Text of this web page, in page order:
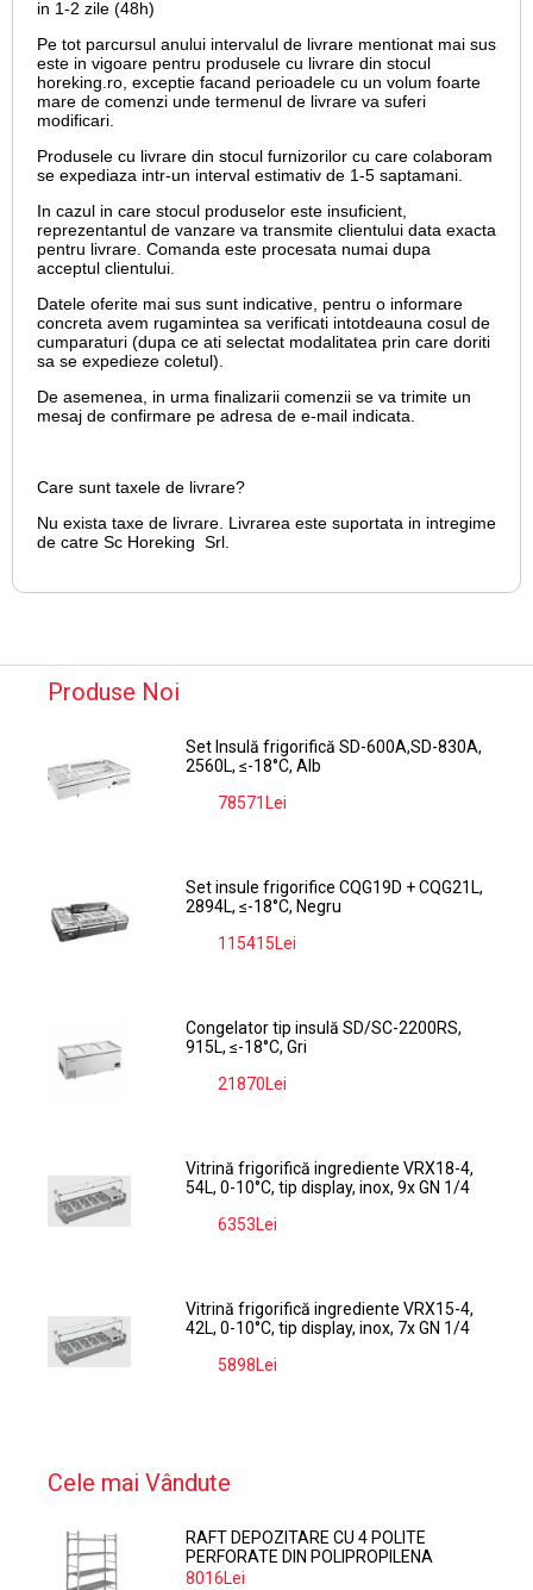
in 1-2 zile (48h)
Pe tot parcursul anului intervalul de livrare mentionat mai sus
este in vigoare pentru produsele cu livrare din stocul
horeking.ro, exceptie facand perioadele cu un volum foarte
mare de comenzi unde termenul de livrare va suferi
modificari.
Produsele cu livrare din stocul furnizorilor cu care colaboram
se expediaza intr-un interval estimativ de 1-5 saptamani.
In cazul in care stocul produselor este insuficient,
reprezentantul de vanzare va transmite clientului data exacta
pentru livrare. Comanda este procesata numai dupa
acceptul clientului.
Datele oferite mai sus sunt indicative, pentru o informare
concreta avem rugamintea sa verificati intotdeauna cosul de
cumparaturi (dupa ce ati selectat modalitatea prin care doriti
sa se expedieze coletul).
De asemenea, in urma finalizarii comenzii se va trimite un
mesaj de confirmare pe adresa de e-mail indicata.
Care sunt taxele de livrare?
Nu exista taxe de livrare. Livrarea este suportata in intregime
de catre Sc Horeking Srl.
Produse Noi
Set Insulă frigorifică SD-600A,SD-830A,
2560L, ≤-18°C, Alb
78571Lei
Set insule frigorifice CQG19D + CQG21L,
2894L, ≤-18°C, Negru
115415Lei
Congelator tip insulă SD/SC-2200RS,
915L, ≤-18°C, Gri
21870Lei
Vitrină frigorifică ingrediente VRX18-4,
54L, 0-10°C, tip display, inox, 9x GN 1/4
6353Lei
Vitrină frigorifică ingrediente VRX15-4,
42L, 0-10°C, tip display, inox, 7x GN 1/4
5898Lei
Cele mai Vândute
RAFT DEPOZITARE CU 4 POLITE
PERFORATE DIN POLIPROPILENA
374*60 CM
8016Lei